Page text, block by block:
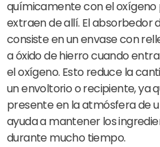
químicamente con el
extraen de allí. El absorbedor
consiste en un envase con
a óxido de hierro cuando
el oxígeno. Esto reduce la
un envoltorio o recipiente, ya
presente en la atmósfera de
ayuda a mantener los
durante mucho tiempo.